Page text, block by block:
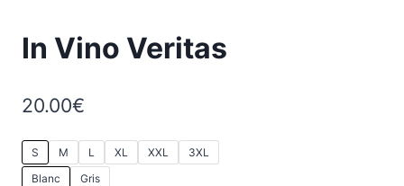
In Vino Veritas
20.00€
S M L XL XXL
3XL
Blanc
Gris